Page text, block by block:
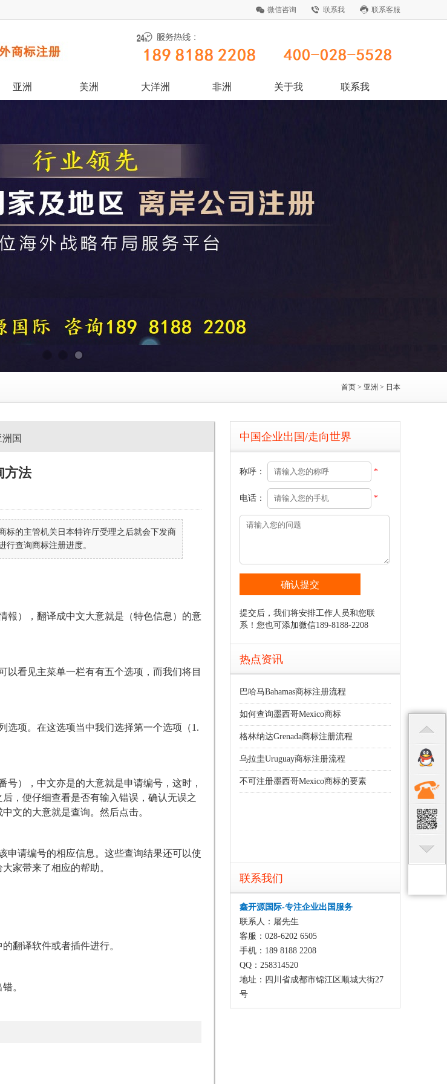
微信咨询 联系我 联系客服
亚洲 美洲 大洋洲 非洲 关于我 联系我
首页 > 亚洲 > 日本
国
方法
标的主管机关日本特许厅受理之后就会下发商
查询商标注册进度。
），翻译成中文大意就是（特色信息）的意
看见主菜单一栏有有五个选项，而我们将目
项。在这选项当中我们选择第一个选项（1.
），中文亦是的大意就是申请编号，这时，
，便仔细查看是否有输入错误，确认无误之
文的大意就是查询。然后点击。
请编号的相应信息。这些查询结果还可以使
家带来了相应的帮助。
翻译软件或者插件进行。
。
中国企业出国/走向世界
称呼： *
电话： *
提交后，我们将安排工作人员和您联
系！您也可添加微信189-8188-2208
热点资讯
巴哈马Bahamas商标注册流程
如何查询墨西哥Mexico商标
格林纳达Grenada商标注册流程
乌拉圭Uruguay商标注册流程
不可注册墨西哥Mexico商标的要素
联系我们
鑫开源国际-专注企业出国服务
联系人：屠先生
客服：028-6202 6505
手机：189 8188 2208
QQ：258314520
地址：四川省成都市锦江区顺城大街27
号